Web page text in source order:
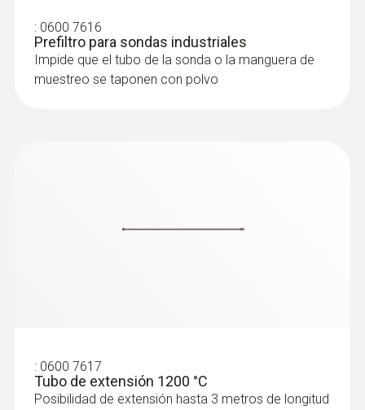
la pestaña "Aplicaciones)
Con otros accesorios puede armarse una
solución de muestreo específica para su
: 0600 7616
Prefiltro para sondas industriales
Impide que el tubo de la sonda o la manguera de
muestreo se taponen con polvo
: 0600 7617
Tubo de extensión 1200 °C
Posibilidad de extensión hasta 3 metros de longitud